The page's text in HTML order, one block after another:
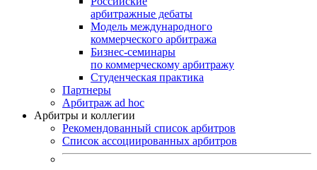
арбитражные дебаты
Модель международного
коммерческого арбитража
Бизнес-семинары
по коммерческому арбитражу
Студенческая практика
Партнеры
Арбитраж ad hoc
Арбитры и коллегии
Рекомендованный список арбитров
Список ассоциированных арбитров